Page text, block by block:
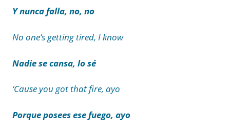
Y nunca falla, no, no
No one’s getting tired, I know
Nadie se cansa, lo sé
‘Cause you got that fire, ayo
Porque posees ese fuego, ayo